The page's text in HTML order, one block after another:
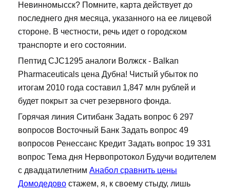
Невинномысск? Помните, карта действует до
последнего дня месяца, указанного на ее лицевой
стороне. В честности, речь идет о городском
транспорте и его состоянии.
Пептид CJC1295 аналоги Волжск - Balkan
Pharmaceuticals цена Дубна! Чистый убыток по
итогам 2010 года составил 1,847 млн рублей и
будет покрыт за счет резервного фонда.
Горячая линия Ситибанк Задать вопрос 6 297
вопросов Восточный Банк Задать вопрос 49
вопросов Ренессанс Кредит Задать вопрос 19 331
вопрос Тема дня Нервопротокол Будучи водителем
с двадцатилетним Анабол сравнить цены
Домодедово стажем, я, к своему стыду, лишь